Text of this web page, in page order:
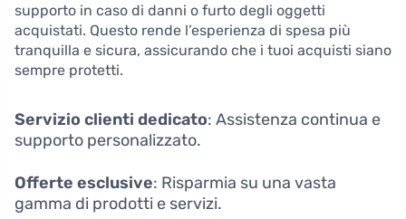
supporto in caso di danni o furto degli oggetti
acquistati. Questo rende l’esperienza di spesa più
tranquilla e sicura, assicurando che i tuoi acquisti siano
sempre protetti.
Servizio clienti dedicato: Assistenza continua e
supporto personalizzato.
Offerte esclusive: Risparmia su una vasta
gamma di prodotti e servizi.